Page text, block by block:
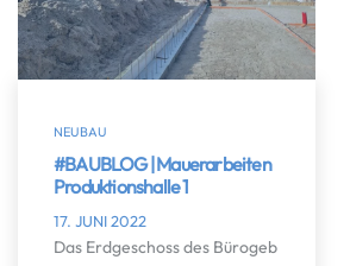
NEUBAU
#BAUBLOG | Mauerarbeiten
Produktionshalle 1
17. JUNI 2022
Das Erdgeschoss des Bürogeb